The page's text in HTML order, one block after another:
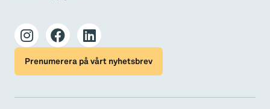
Prenumerera på vårt nyhetsbrev